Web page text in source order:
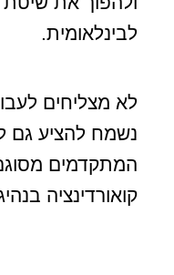
לבינלאומית.
לא מצליחים
נשמח להציע גם
המתקדמים
קואורדינציה